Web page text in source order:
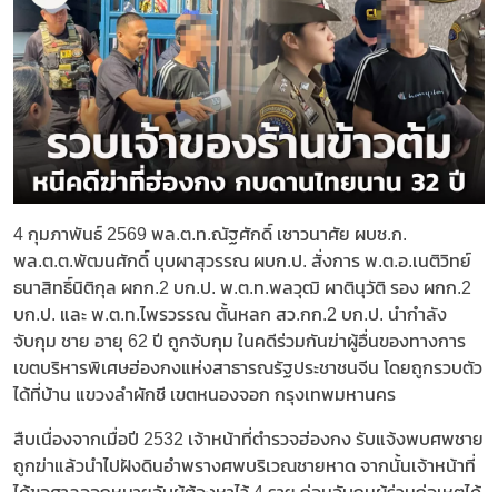
4 กุมภาพันธ์ 2569 พล.ต.ท.ณัฐศักดิ์ เชาวนาศัย ผบช.ก.
พล.ต.ต.พัฒนศักดิ์ บุบผาสุวรรณ ผบก.ป. สั่งการ พ.ต.อ.เนติวิทย์
ธนาสิทธิ์นิติกุล ผกก.2 บก.ป. พ.ต.ท.พลวุฒิ ผาตินุวัติ รอง ผกก.2
บก.ป. และ พ.ต.ท.ไพรวรรณ ตั้นหลก สว.กก.2 บก.ป. นำกำลัง
จับกุม ชาย อายุ 62 ปี ถูกจับกุม ในคดีร่วมกันฆ่าผู้อื่นของทางการ
เขตบริหารพิเศษฮ่องกงแห่งสาธารณรัฐประชาชนจีน โดยถูกรวบตัว
ได้ที่บ้าน แขวงลำผักชี เขตหนองจอก กรุงเทพมหานคร
สืบเนื่องจากเมื่อปี 2532 เจ้าหน้าที่ตำรวจฮ่องกง รับแจ้งพบศพชาย
ถูกฆ่าแล้วนำไปฝังดินอำพรางศพบริเวณชายหาด จากนั้นเจ้าหน้าที่